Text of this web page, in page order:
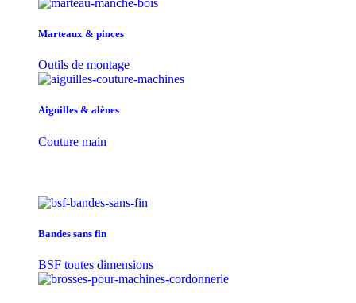
Marteaux & pinces
Outils de montage
Aiguilles & alènes
Couture main
Bandes sans fin
BSF toutes dimensions